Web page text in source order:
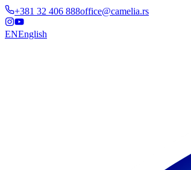
+381 32 406 888office@camelia.rs
ENEnglish